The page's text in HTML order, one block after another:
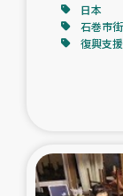
日本
石巻市
復興支